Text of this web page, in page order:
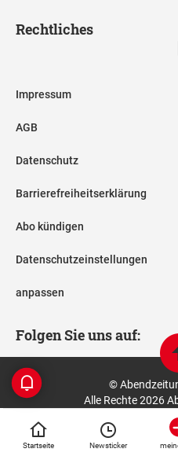
Startseite Newsticker
Rechtliches
Impressum
AGB
Datenschutz
Barrierefreiheitserklärung
Abo kündigen
Datenschutzeinstellungen
anpassen
Folgen Sie uns auf:
©
Alle Rechte 2026